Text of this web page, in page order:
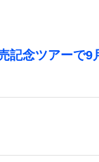
記念ツアーで9